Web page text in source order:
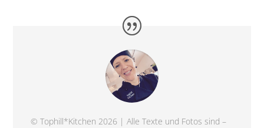
© Tophill*Kitchen 2026 | Alle Texte und Fotos sind –